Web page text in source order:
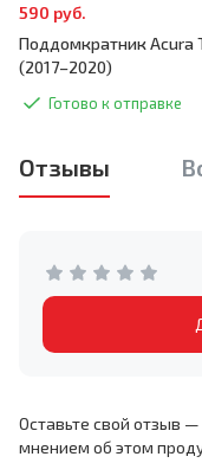
590 руб.
Поддомкратник Acura
(2017–2020)
Готово к отправке
Отзывы
Оставьте свой отзыв
мнением об этом